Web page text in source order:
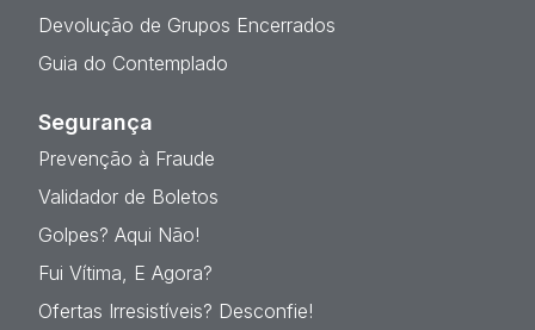
Devolução de Grupos Encerrados
Guia do Contemplado
Segurança
Prevenção à Fraude
Validador de Boletos
Golpes? Aqui Não!
Fui Vítima, E Agora?
Ofertas Irresistíveis? Desconfie!